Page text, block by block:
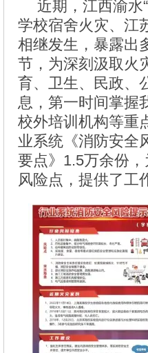
近期，江西渝水
学校宿舍火灾、江
相继发生，暴露出
节，为深刻汲取火
育、卫生、民政、
息，第一时间掌握
校外培训机构等重
业系统《消防安全
要点》1.5万余份
风险点，提供了工